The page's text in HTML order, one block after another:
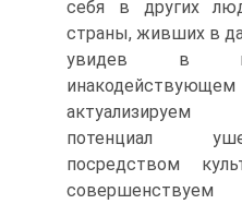
себя в других
страны, живших в
увидев в
актуализируем
потенциал
посредством